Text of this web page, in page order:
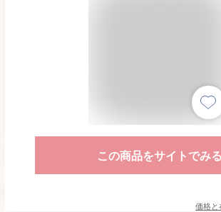
この商品をサイトでみる
価格と